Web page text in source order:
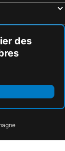
Bohème Adults Only
des